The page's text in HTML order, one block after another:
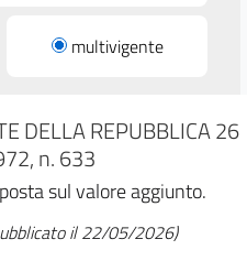
multivigente
DELLA REPUBBLICA 26
n. 633
sul valore aggiunto.
il 22/05/2026)